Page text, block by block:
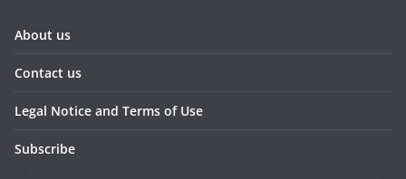
About us
Contact us
Legal Notice and Terms of Use
Subscribe